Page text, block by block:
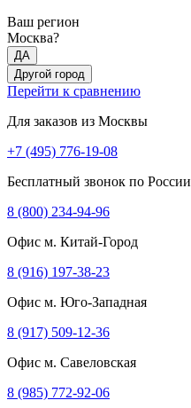
Ваш регион
Москва?
ДА
Другой город
Перейти к сравнению
Для заказов из Москвы
+7 (495) 776-19-08
Бесплатный звонок по России
8 (800) 234-94-96
Офис м. Китай-Город
8 (916) 197-38-23
Офис м. Юго-Западная
8 (917) 509-12-36
Офис м. Савеловская
8 (985) 772-92-06